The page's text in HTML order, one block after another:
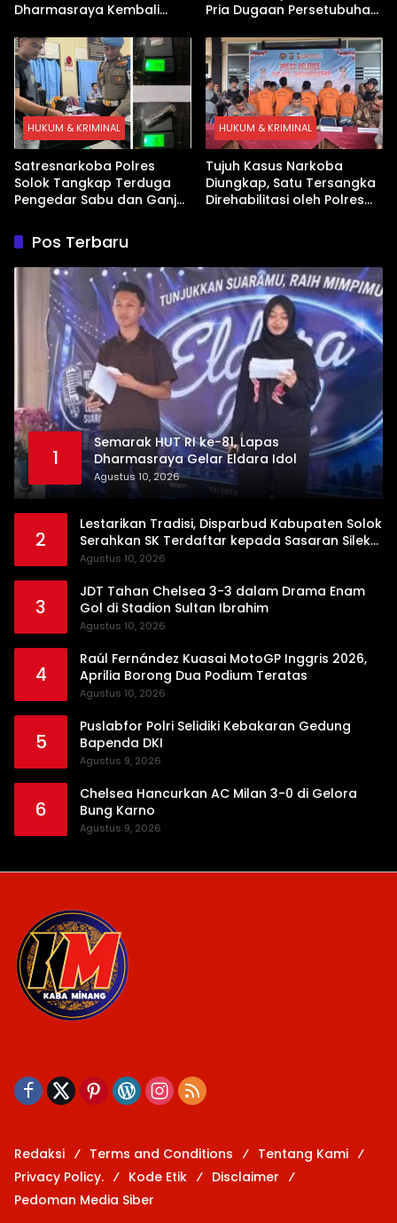
Dharmasraya Kembali
Pria Dugaan Persetubuhan
HUKUM & KRIMINAL
Satresnarkoba Polres
Solok Tangkap Terduga
Pengedar Sabu dan Ganja
HUKUM & KRIMINAL
Tujuh Kasus Narkoba
Diungkap, Satu Tersangka
Direhabilitasi oleh Polres
Pos Terbaru
1
Semarak HUT RI ke-81, Lapas
Dharmasraya Gelar Eldara Idol
Agustus 10, 2026
2
Lestarikan Tradisi, Disparbud Kabupaten Solok
Serahkan SK Terdaftar kepada Sasaran Silek
Tuo Langkah Ampek Lipek Pageh
Agustus 10, 2026
3
JDT Tahan Chelsea 3-3 dalam Drama Enam
Gol di Stadion Sultan Ibrahim
Agustus 10, 2026
4
Raúl Fernández Kuasai MotoGP Inggris 2026,
Aprilia Borong Dua Podium Teratas
Agustus 10, 2026
5
Puslabfor Polri Selidiki Kebakaran Gedung
Bapenda DKI
Agustus 9, 2026
6
Chelsea Hancurkan AC Milan 3-0 di Gelora
Bung Karno
Agustus 9, 2026
Redaksi Terms and Conditions
Tentang Kami
Privacy Policy.
Kode Etik
Disclaimer
Pedoman Media Siber